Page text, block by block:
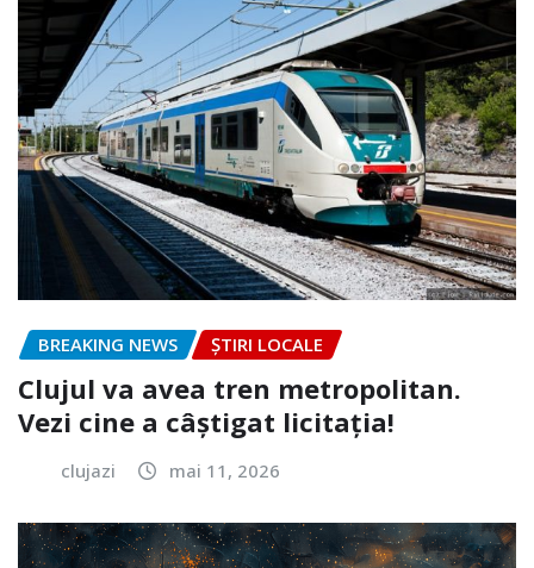
BREAKING NEWS ȘTIRI LOCALE
Clujul va avea tren metropolitan.
Vezi cine a câștigat licitația!
clujazi mai 11, 2026